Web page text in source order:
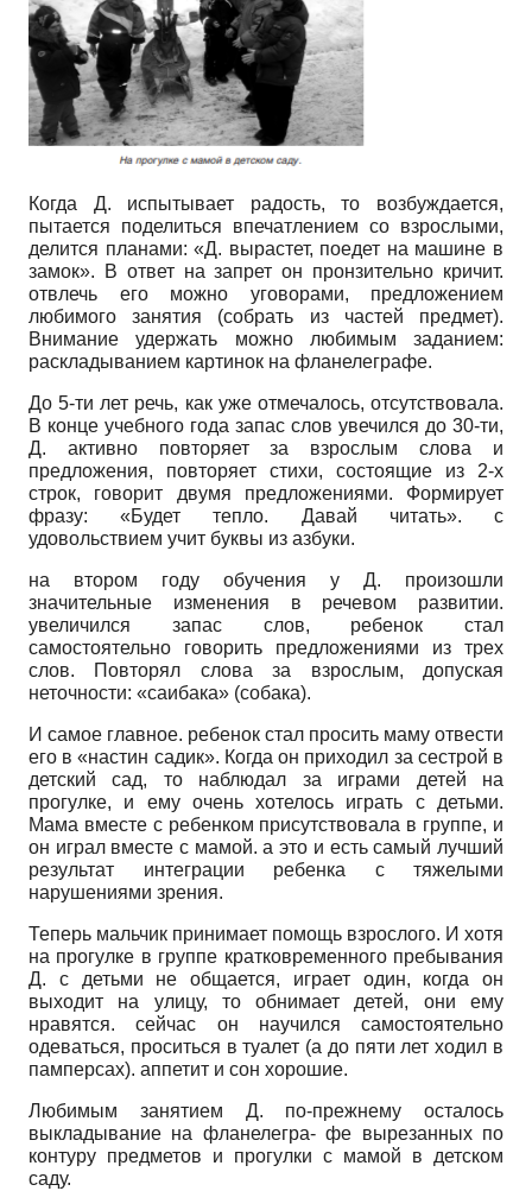
Когда Д. испытывает радость, то возбуждается,
пытается поделиться впечатлением со взрослыми,
делится планами: «Д. вырастет, поедет на машине в
замок». В ответ на запрет он пронзительно кричит.
отвлечь его можно уговорами, предложением
любимого занятия (собрать из частей предмет).
Внимание удержать можно любимым заданием:
раскладыванием картинок на фланелеграфе.
До 5-ти лет речь, как уже отмечалось, отсутствовала.
В конце учебного года запас слов увечился до 30-ти,
Д. активно повторяет за взрослым слова и
предложения, повторяет стихи, состоящие из 2-х
строк, говорит двумя предложениями. Формирует
фразу: «Будет тепло. Давай читать». с
удовольствием учит буквы из азбуки.
на втором году обучения у Д. произошли
значительные изменения в речевом развитии.
увеличился запас слов, ребенок стал
самостоятельно говорить предложениями из трех
слов. Повторял слова за взрослым, допуская
неточности: «саибака» (собака).
И самое главное. ребенок стал просить маму отвести
его в «настин садик». Когда он приходил за сестрой в
детский сад, то наблюдал за играми детей на
прогулке, и ему очень хотелось играть с детьми.
Мама вместе с ребенком присутствовала в группе, и
он играл вместе с мамой. а это и есть самый лучший
результат интеграции ребенка с тяжелыми
нарушениями зрения.
Теперь мальчик принимает помощь взрослого. И хотя
на прогулке в группе кратковременного пребывания
Д. с детьми не общается, играет один, когда он
выходит на улицу, то обнимает детей, они ему
нравятся. сейчас он научился самостоятельно
одеваться, проситься в туалет (а до пяти лет ходил в
памперсах). аппетит и сон хорошие.
Любимым занятием Д. по-прежнему осталось
выкладывание на фланелегра- фе вырезанных по
контуру предметов и прогулки с мамой в детском
саду.